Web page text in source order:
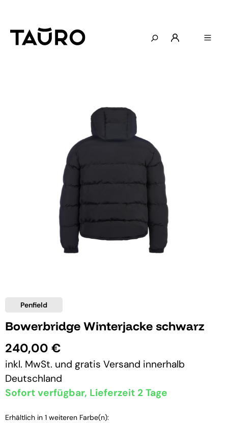
Penfield
Bowerbridge Winterjacke schwarz
240,00 €
inkl. MwSt. und gratis Versand innerhalb
Deutschland
Sofort verfügbar, Lieferzeit 2 Tage
Erhältlich in 1 weiteren Farbe(n):